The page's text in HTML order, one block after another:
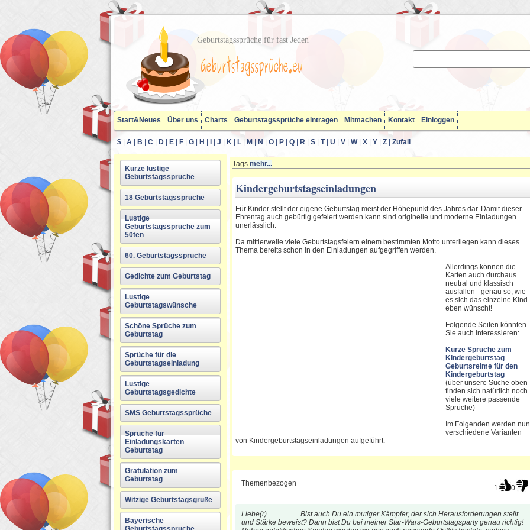
Geburtstagssprüche für fast Jeden
Start&Neues Über uns Charts Geburtstagssprüche eintragen Mitmachen Kontakt Einloggen
$ A B C D E F G H J K L M N O P Q R S T| U V W| X Y Z Zufall
Kurze lustige
Geburtstagssprüche
18 Geburtstagssprüche
Lustige
Geburtstagssprüche zum
50ten
60. Geburtstagssprüche
Gedichte zum Geburtstag
Lustige
Geburtstagswünsche
Schöne Sprüche zum
Geburtstag
Sprüche für die
Geburtstagseinladung
Lustige
Geburtstagsgedichte
SMS Geburtstagssprüche
Sprüche für
Einladungskarten
Geburtstag
Gratulation zum
Geburtstag
Witzige Geburtstagsgrüße
Bayerische
Tags mehr...
Kindergeburtstagseinladungen
Für Kinder stellt der eigene Geburtstag meist der Höhepunkt des Jahres dar. Damit dieser
Ehrentag auch gebürtig gefeiert werden kann sind originelle und moderne Einladungen
unerlässlich.
Da mittlerweile viele Geburtstagsfeiern einem bestimmten Motto unterliegen kann dieses
Thema bereits schon in den Einladungen aufgegriffen werden.
Allerdings können die
Karten auch durchaus
neutral und klassisch
ausfallen - genau so, wie
es sich das einzelne Kind
eben wünscht!
Folgende Seiten könnten
Sie auch interessieren:
Kurze Sprüche zum
Kindergeburtstag
Geburtsreime für den
Kindergeburtstag
(über unsere Suche oben
finden sich natürlich noch
viele weitere passende
Sprüche)
Im Folgenden werden nun
verschiedene Varianten
von Kindergeburtstagseinladungen aufgeführt.
1 0
Themenbezogen
Liebe(r) ................. Bist auch Du ein mutiger Kämpfer, der sich Herausforderungen stellt
und Stärke beweist? Dann bist Du bei meiner Star-Wars-Geburtstagsparty genau richtig!